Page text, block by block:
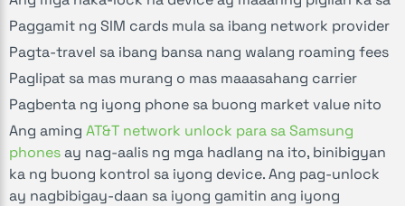
Paggamit ng SIM cards mula sa ibang network provider
Pagta-travel sa ibang bansa nang walang roaming fees
Paglipat sa mas murang o mas maaasahang carrier
Pagbenta ng iyong phone sa buong market value nito
Ang aming AT&T network unlock para sa Samsung
phonesay nag-aalis ng mga hadlang na ito, binibigyan
ka ng buong kontrol sa iyong device. Ang pag-unlock
ay nagbibigay-daan sa iyong gamitin ang iyong